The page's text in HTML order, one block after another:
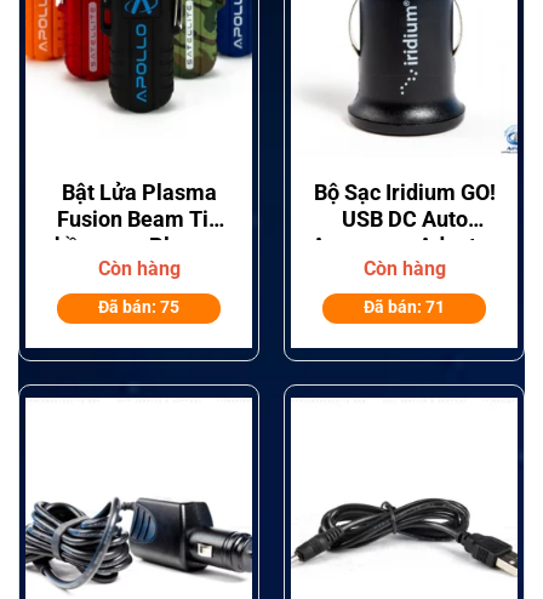
Bật Lửa Plasma
Fusion Beam Tia
hồ quang Plasma
kép
Còn hàng
Đã bán: 75
Bộ Sạc Iridium GO!
USB DC Auto
Accessory Adapter
WAUT1301
Còn hàng
Đã bán: 71